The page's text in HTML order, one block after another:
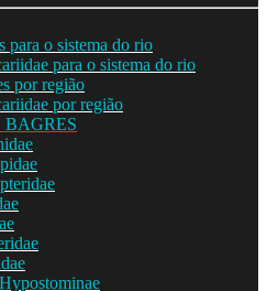
para o sistema do rio
para o sistema do rio
por região
por região
BAGRES